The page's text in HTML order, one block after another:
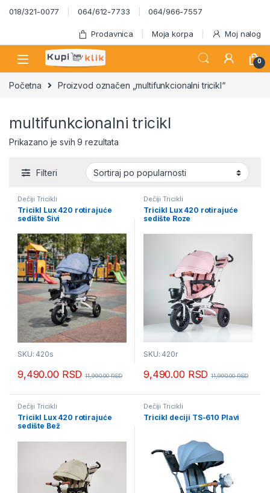
Skip to navigation
Skip to content
018/321-0077 064/612-7733 064/966-7557
Prodavnica Moja korpa Moj nalog
0
Početna Proizvod označen „multifunkcionalni tricikl“
multifunkcionalni tricikl
Prikazano je svih 9 rezultataSortirano po popularnosti
Filteri
Dečiji Tricikli
Tricikl Lux 420 rotirajuće
sedište Sivi
SKU: 420s
9,490.00 RSD 11,990.00RSD
Dečiji Tricikli
Tricikl Lux 420 rotirajuće
sedište Roze
SKU: 420r
9,490.00 RSD 11,990.00RSD
Dečiji Tricikli
Tricikl Lux 420 rotirajuće
sedište Bež
Dečiji Tricikli
Tricikl deciji TS-610 Plavi